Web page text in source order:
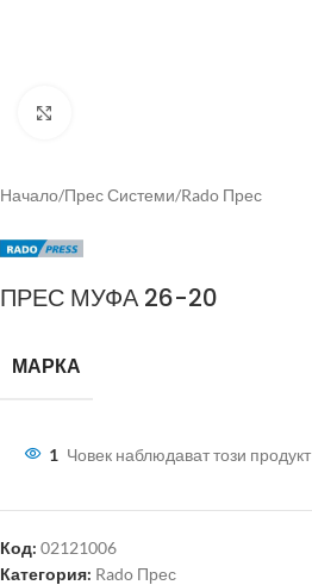
Начало/Прес Системи/Rado Прес
ПРЕС МУФА 26-20
МАРКА
1 Човек наблюдават този продукт
Код: 02121006
Категория: Rado Прес